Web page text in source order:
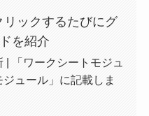
ックするたびにグ
を紹介
| 「ワークシートモジュ
ュール」に記載しま